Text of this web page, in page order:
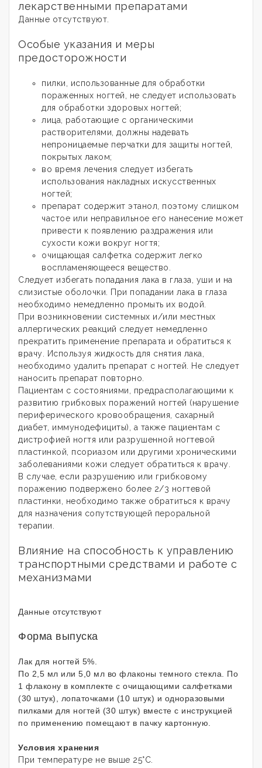
лекарственными препаратами
Данные отсутствуют.
Особые указания и меры
предосторожности
пилки, использованные для обработки
пораженных ногтей, не следует использовать
для обработки здоровых ногтей;
лица, работающие с органическими
растворителями, должны надевать
непроницаемые перчатки для защиты ногтей,
покрытых лаком;
во время лечения следует избегать
использования накладных искусственных
ногтей;
препарат содержит этанол, поэтому слишком
частое или неправильное его нанесение может
привести к появлению раздражения или
сухости кожи вокруг ногтя;
очищающая салфетка содержит легко
воспламеняющееся вещество.
Следует избегать попадания лака в глаза, уши и на
слизистые оболочки. При попадании лака в глаза
необходимо немедленно промыть их водой.
При возникновении системных и/или местных
аллергических реакций следует немедленно
прекратить применение препарата и обратиться к
врачу. Используя жидкость для снятия лака,
необходимо удалить препарат с ногтей. Не следует
наносить препарат повторно.
Пациентам с состояниями, предрасполагающими к
развитию грибковых поражений ногтей (нарушение
периферического кровообращения, сахарный
диабет, иммунодефициты), а также пациентам с
дистрофией ногтя или разрушенной ногтевой
пластинкой, псориазом или другими хроническими
заболеваниями кожи следует обратиться к врачу.
В случае, если разрушению или грибковому
поражению подвержено более 2/3 ногтевой
пластинки, необходимо также обратиться к врачу
для назначения сопутствующей пероральной
терапии.
Влияние на способность к управлению
транспортными средствами и работе с
механизмами
Данные отсутствуют
Форма выпуска
Лак для ногтей 5%.
По 2,5 мл или 5,0 мл во флаконы темного стекла. По
1 флакону в комплекте с очищающими салфетками
(30 штук), лопаточками (10 штук) и одноразовыми
пилками для ногтей (30 штук) вместе с инструкцией
по применению помещают в пачку картонную.
Условия хранения
При температуре не выше 25°С.